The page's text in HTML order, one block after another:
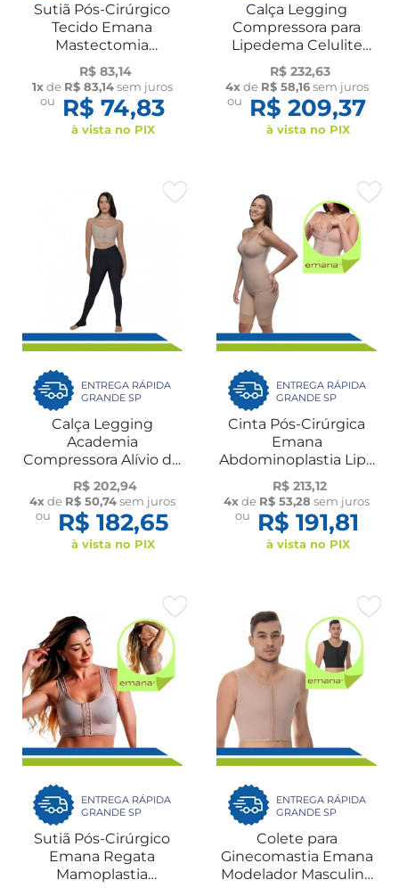
Sutiã Pós-Cirúrgico
Tecido Emana
Mastectomia
Mamoplastia
Compressão com Alças
Reguláveis New Form
R$ 83,14
1xde R$ 83,14sem juros
ou
R$ 74,83
à vista no PIX
Calça Legging
Compressora para
Lipedema Celulite
Modelador Emana New
Form
R$ 232,63
4xde R$ 58,16sem juros
ou
R$ 209,37
à vista no PIX
ENTREGA RÁPIDA
GRANDE SP
Calça Legging
Academia
Compressora Alívio de
Dores Celulite
Lipedema Cintura Alta
Emana New Form
R$ 202,94
4xde R$ 50,74sem juros
ou
R$ 182,65
à vista no PIX
ENTREGA RÁPIDA
GRANDE SP
Cinta Pós-Cirúrgica
Emana
Abdominoplastia Lipo
Procedimento nos
Glúteos Macaquinho
Compressão New Form
R$ 213,12
4xde R$ 53,28 sem juros
ou
R$ 191,81
à vista no PIX
ENTREGA RÁPIDA
GRANDE SP
Sutiã Pós-Cirúrgico
Emana Regata
Mamoplastia
ENTREGA RÁPIDA
GRANDE SP
Colete para
Ginecomastia Emana
Modelador Masculino